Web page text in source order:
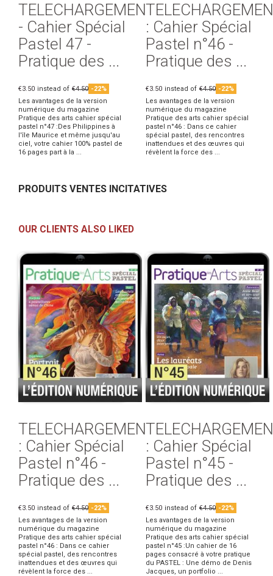
TELECHARGEMENT
- Cahier Spécial
Pastel 47 -
Pratique des ...
€3.50 instead of €4.50 -22%
Les avantages de la version
numérique du magazine
Pratique des arts cahier spécial
pastel n°47 :Des Philippines à
l'île Maurice et même jusqu'au
ciel, votre cahier 100% pastel de
16 pages part à la ...
: Cahier Spécial
Pastel n°46 -
Pratique des ...
€3.50 instead of €4.50 -22%
Les avantages de la version
numérique du magazine
Pratique des arts cahier spécial
pastel n°46 : Dans ce cahier
spécial pastel, des rencontres
inattendues et des œuvres qui
révèlent la force des ...
PRODUITS VENTES INCITATIVES
OUR CLIENTS ALSO LIKED
TELECHARGEMENT
: Cahier Spécial
Pastel n°46 -
Pratique des ...
€3.50 instead of €4.50 -22%
Les avantages de la version
numérique du magazine
Pratique des arts cahier spécial
pastel n°46 : Dans ce cahier
spécial pastel, des rencontres
inattendues et des œuvres qui
révèlent la force des ...
: Cahier Spécial
Pastel n°45 -
Pratique des ...
€3.50 instead of €4.50 -22%
Les avantages de la version
numérique du magazine
Pratique des arts cahier spécial
pastel n°45 :Un cahier de 16
pages consacré à votre pratique
du PASTEL : Une démo de Denis
Jacques, un portfolio ...